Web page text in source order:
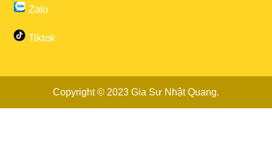
Zalo
Tiktok
Copyright © 2023 Gia Sư Nhật Quang.